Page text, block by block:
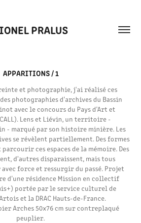
PRALUS
APPARITIONS / 1
et photographie, j'ai réalisé ces
photographies d'archives du Bassin
avec le concours du Pays d'Art et
Lens et Liévin, un territoire -
- marqué par son histoire minière. Les
se révèlent partiellement. Des formes
ces espaces de la mémoire. Des
d'autres disparaissent, mais tous
force et ressurgir du passé. Projet
d'une résidence Mission en collectif
portée par le service culturel de
et la DRAC Hauts-de-France.
Arches 50x76 cm sur contreplaqué
peuplier.